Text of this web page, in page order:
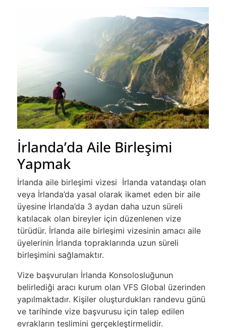
İrlanda’da Aile Birleşimi
Yapmak
İrlanda aile birleşimi vizesi İrlanda vatandaşı olan
veya İrlanda’da yasal olarak ikamet eden bir aile
üyesine İrlanda’da 3 aydan daha uzun süreli
katılacak olan bireyler için düzenlenen vize
türüdür. İrlanda aile birleşimi vizesinin amacı aile
üyelerinin İrlanda topraklarında uzun süreli
birleşimini sağlamaktır.
Vize başvuruları İrlanda Konsolosluğunun
belirlediği aracı kurum olan VFS Global üzerinden
yapılmaktadır. Kişiler oluşturdukları randevu günü
ve tarihinde vize başvurusu için talep edilen
evrakların teslimini gerçekleştirmelidir.